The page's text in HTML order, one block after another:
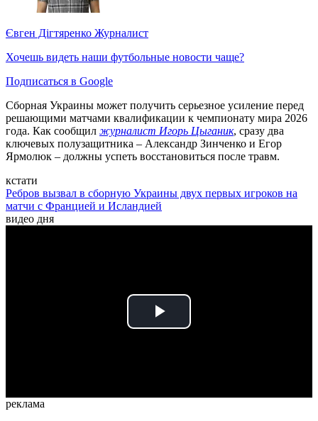
Євген Дігтяренко Журналист
Хочешь видеть наши футбольные новости чаще?
Подписаться в Google
Сборная Украины может получить серьезное усиление перед
решающими матчами квалификации к чемпионату мира 2026
года. Как сообщил журналист Игорь Цыганик, сразу два
ключевых полузащитника – Александр Зинченко и Егор
Ярмолюк – должны успеть восстановиться после травм.
кстати
Ребров вызвал в сборную Украины двух первых игроков на
матчи с Францией и Исландией
видео дня
Play
реклама